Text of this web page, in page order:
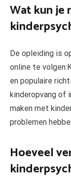
Wat kun je
De opleiding is
online te
en populaire
kinderopvang of
maken met
problemen
Hoeveel